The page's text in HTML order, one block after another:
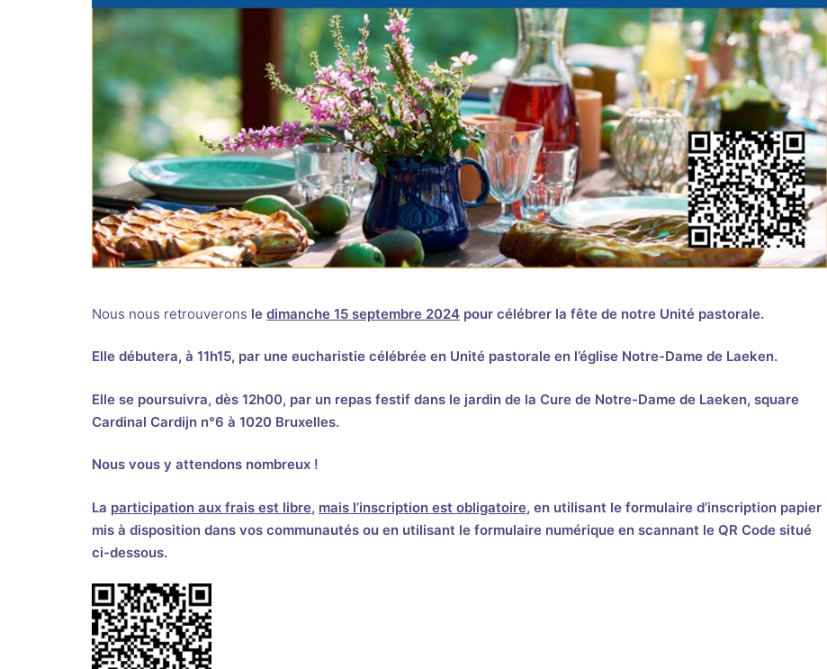
Nous nous retrouverons le dimanche 15 septembre 2024 pour célébrer la fête de notre Unité pastorale.
Elle débutera, à 11h15, par une eucharistie célébrée en Unité pastorale en l’église Notre-Dame de Laeken.
Elle se poursuivra, dès 12h00, par un repas festif dans le jardin de la Cure de Notre-Dame de Laeken, square
Cardinal Cardijn n°6 à 1020 Bruxelles.
Nous vous y attendons nombreux !
La participation aux frais est libre, mais l’inscription est obligatoire, en utilisant le formulaire d’inscription papier
mis à disposition dans vos communautés ou en utilisant le formulaire numérique en scannant le QR Code situé
ci-dessous.